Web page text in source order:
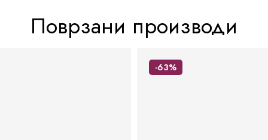
Поврзани производи
-63%